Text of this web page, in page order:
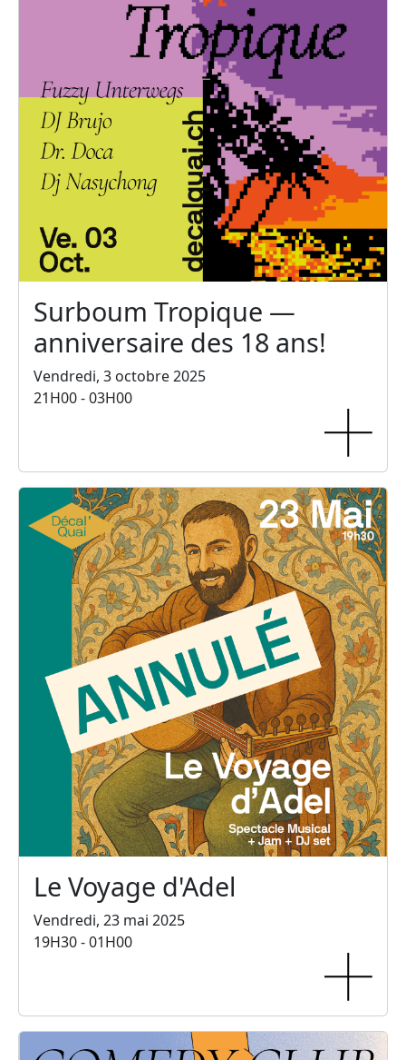
Surboum Tropique —
anniversaire des 18 ans!
Vendredi, 3 octobre 2025
21H00 - 03H00
Le Voyage d'Adel
Vendredi, 23 mai 2025
19H30 - 01H00